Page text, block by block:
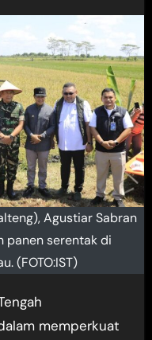
Agustiar Sabran
panen serentak di
(FOTO:IST)
memperkuat